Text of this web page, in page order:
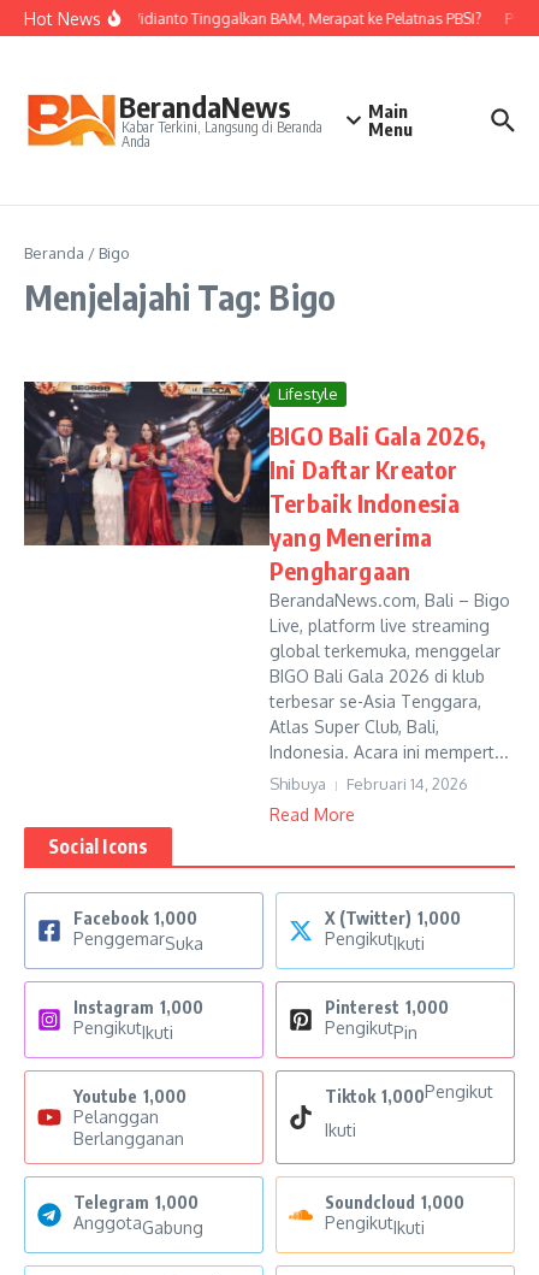
Lewati ke konten
Hot NewsNova Widianto Tinggalkan BAM, Merapat ke Pelatnas PBSI?
BerandaNews
Kabar Terkini, Langsung di Beranda
Anda
Main
Menu
Beranda / Bigo
Menjelajahi Tag: Bigo
Lifestyle
BIGO Bali Gala 2026,
Ini Daftar Kreator
Terbaik Indonesia
yang Menerima
Penghargaan
BerandaNews.com, Bali – Bigo
Live, platform live streaming
global terkemuka, menggelar
BIGO Bali Gala 2026 di klub
terbesar se-Asia Tenggara,
Atlas Super Club, Bali,
Indonesia. Acara ini mempert...
Shibuya Februari 14, 2026
Read More
Social Icons
Facebook 1,000
PenggemarSuka
X (Twitter) 1,000
PengikutIkuti
Instagram 1,000
PengikutIkuti
Pinterest 1,000
PengikutPin
Youtube 1,000
Pelanggan
Berlangganan
Tiktok 1,000Pengikut
Ikuti
Telegram 1,000
AnggotaGabung
Soundcloud 1,000
PengikutIkuti